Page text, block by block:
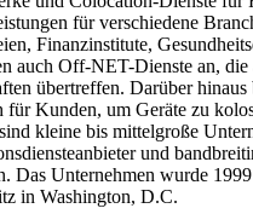
für verschiedene
Finanzinstitute,
auch Off-NET-Dienste an, die
übertreffen. Darüber hinaus
für Kunden, um Geräte zu
kleine bis mittelgroße
und
Das Unternehmen wurde
in Washington, D.C.